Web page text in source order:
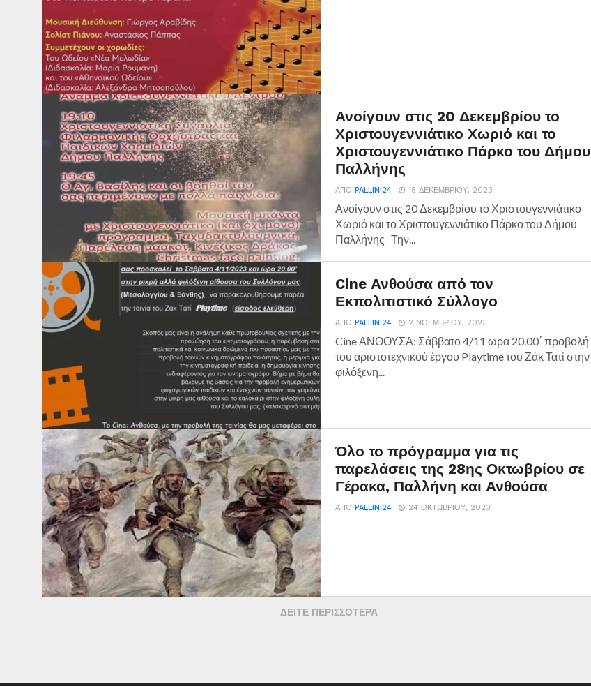
Ανοίγουν στις 20 Δεκεμβρίου το
Χριστουγεννιάτικο Χωριό και το
Χριστουγεννιάτικο Πάρκο του Δήμου
Παλλήνης
ΑΠΌ PALLINI24 18 ΔΕΚΕΜΒΡΊΟΥ, 2023
Ανοίγουν στις 20 Δεκεμβρίου το Χριστουγεννιάτικο
Χωριό και το Χριστουγεννιάτικο Πάρκο του Δήμου
Παλλήνης Την...
Cine Ανθούσα από τον
Εκπολιτιστικό Σύλλογο
ΑΠΌ PALLINI24 2 ΝΟΕΜΒΡΊΟΥ, 2023
Cine ΑΝΘΟΥΣΑ: Σάββατο 4/11 ωρα 20.00΄ προβολή
του αριστοτεχνικού έργου Playtime του Ζάκ Τατί στην
φιλόξενη...
Όλο το πρόγραμμα για τις
παρελάσεις της 28ης Οκτωβρίου σε
Γέρακα, Παλλήνη και Ανθούσα
ΑΠΌ PALLINI24 24 ΟΚΤΩΒΡΊΟΥ, 2023
ΔΕΊΤΕ ΠΕΡΙΣΣΌΤΕΡΑ